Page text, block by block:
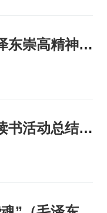
重庆市优秀青少年代表在全国“中华魂”（毛泽东崇高精神风范）主题读书活动演讲成果展示中斩获佳绩
全国“中华魂”（毛泽东崇高精神风范）主题读书活动总结会暨夏令营开营仪式在京举行